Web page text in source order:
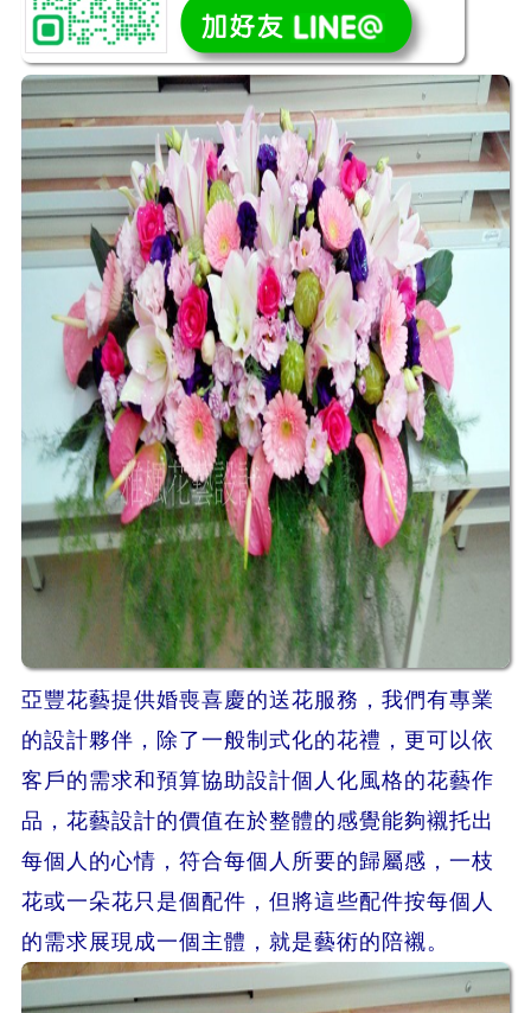
亞豐花藝提供婚喪喜慶的送花服務，我們有專業
的設計夥伴，除了一般制式化的花禮，更可以依
客戶的需求和預算協助設計個人化風格的花藝作
品，花藝設計的價值在於整體的感覺能夠襯托出
每個人的心情，符合每個人所要的歸屬感，一枝
花或一朵花只是個配件，但將這些配件按每個人
的需求展現成一個主體，就是藝術的陪襯。